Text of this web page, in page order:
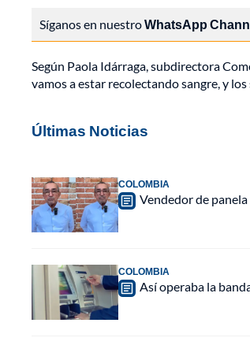
Síganos en nuestroWhatsApp
Según Paola Idárraga, subdirectora
vamos a estar recolectando sangre, y
Últimas Noticias
COLOMBIA
Vendedor de
COLOMBIA
Así operaba la